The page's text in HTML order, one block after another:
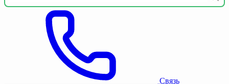
Связь